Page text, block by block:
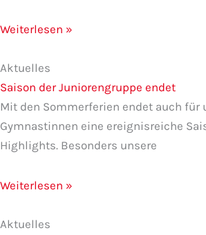
Weiterlesen »
Aktuelles
Saison der Juniorengruppe endet
Mit den Sommerferien endet auch für
Gymnastinnen eine ereignisreiche
Highlights. Besonders unsere
Weiterlesen »
Aktuelles